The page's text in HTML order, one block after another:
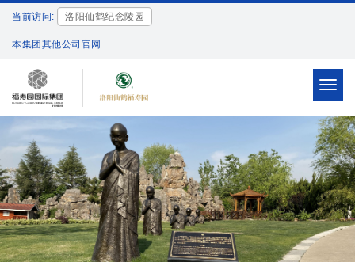
当前访问: 洛阳仙鹤纪念陵园
本集团其他公司官网